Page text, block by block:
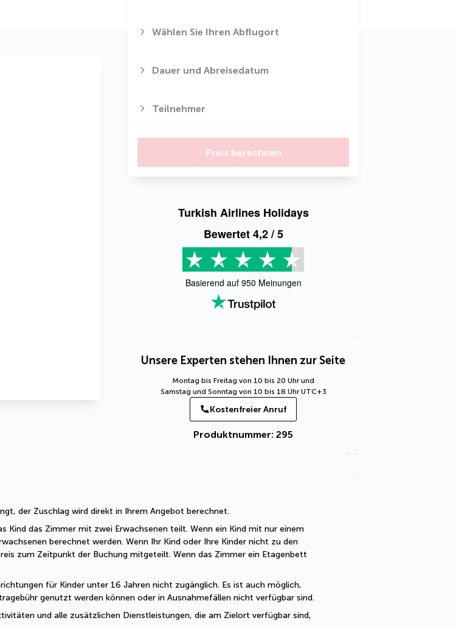
Wählen Sie Ihren Abflugort
Dauer und Abreisedatum
Teilnehmer
Preis berechnen
Turkish Airlines Holidays
Bewertet4,2/ 5
Basierend auf 950 Meinungen
Unsere Experten stehen Ihnen zur Seite
Montag bis Freitag von 10 bis 20 Uhr und
Samstag und Sonntag von 10 bis 18 Uhr UTC+3
Kostenfreier Anruf
Produktnummer: 295
der Zuschlag wird direkt in Ihrem Angebot berechnet.
Kind das Zimmer mit zwei Erwachsenen teilt. Wenn ein Kind mit nur einem
berechnet werden. Wenn Ihr Kind oder Ihre Kinder nicht zu den
zum Zeitpunkt der Buchung mitgeteilt. Wenn das Zimmer ein Etagenbett
für Kinder unter 16 Jahren nicht zugänglich. Es ist auch möglich,
genutzt werden können oder in Ausnahmefällen nicht verfügbar sind.
und alle zusätzlichen Dienstleistungen, die am Zielort verfügbar sind,